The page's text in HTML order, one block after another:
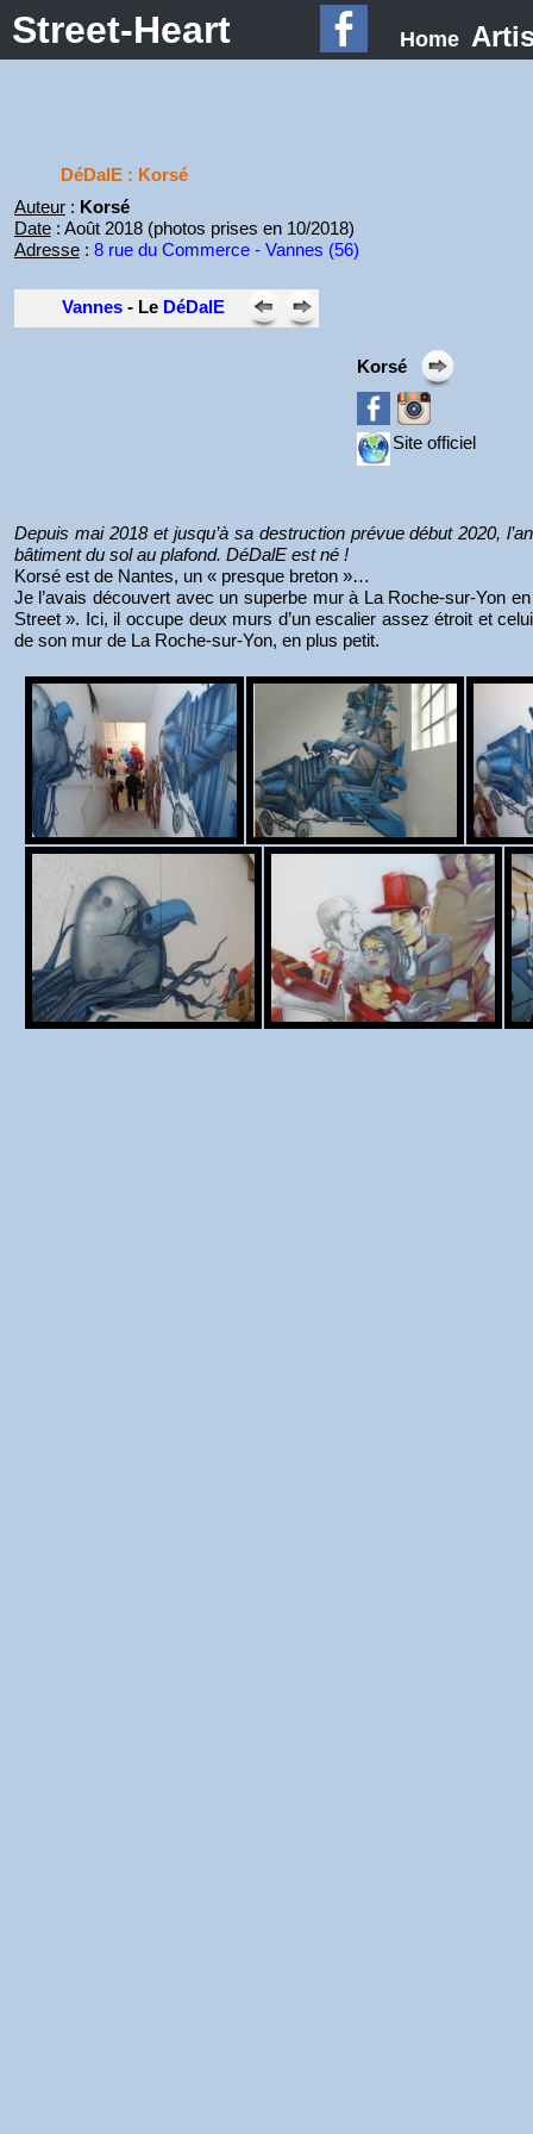
Street-Heart Home
DéDalE : Korsé
Auteur: Korsé
Date: Août 2018 (photos prises en 10/2018)
Adresse: 8 rue du Commerce - Vannes (56)
Vannes- Le DéDalE
Korsé
Site officiel
Depuis mai 2018 et jusqu’à sa destruction prévue début 2020,
bâtiment du sol au plafond. DéDalE est né !
Korsé est de Nantes, un « presque breton »…
Je l’avais découvert avec un superbe mur à La Roche-sur-Yon
Street ». Ici, il occupe deux murs d’un escalier assez étroit et
de son mur de La Roche-sur-Yon, en plus petit.